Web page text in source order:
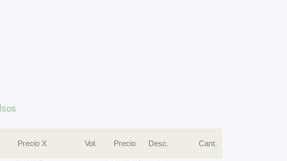
Precio X Vol. Precio Desc. Cant.